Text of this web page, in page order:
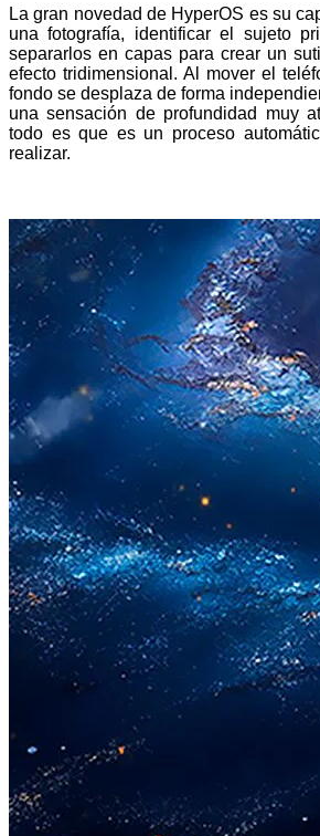
La gran novedad de HyperOS es su
una fotografía, identificar el sujeto
separarlos en capas para crear un
efecto tridimensional. Al mover el
fondo se desplaza de forma
una sensación de profundidad muy
todo es que es un proceso
realizar.